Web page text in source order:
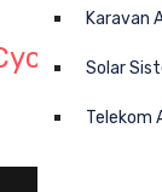
Karavan
Solar
Telekom
6V-